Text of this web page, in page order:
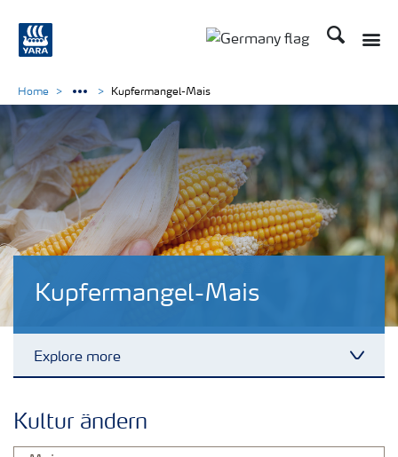
Suchen
Kupfermangel-Mais
Explore more
Home Kupfermangel-Mais
Kultur ändern